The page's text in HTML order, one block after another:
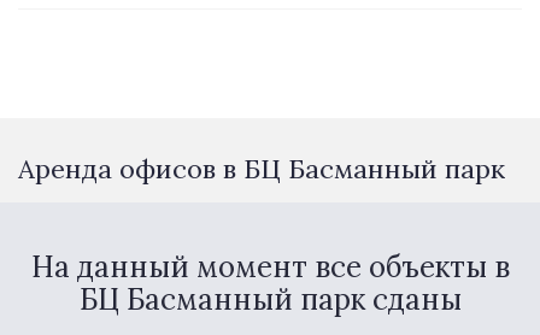
Аренда офисов в БЦ Басманный парк
На данный момент все объекты в
БЦ Басманный парк сданы